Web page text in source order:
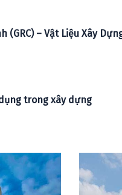
(GRC) – Vật Liệu Xây
trong xây dựng